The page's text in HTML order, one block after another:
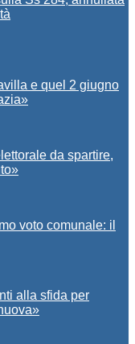
e quel 2 giugno
da spartire,
voto comunale: il
alla sfida per